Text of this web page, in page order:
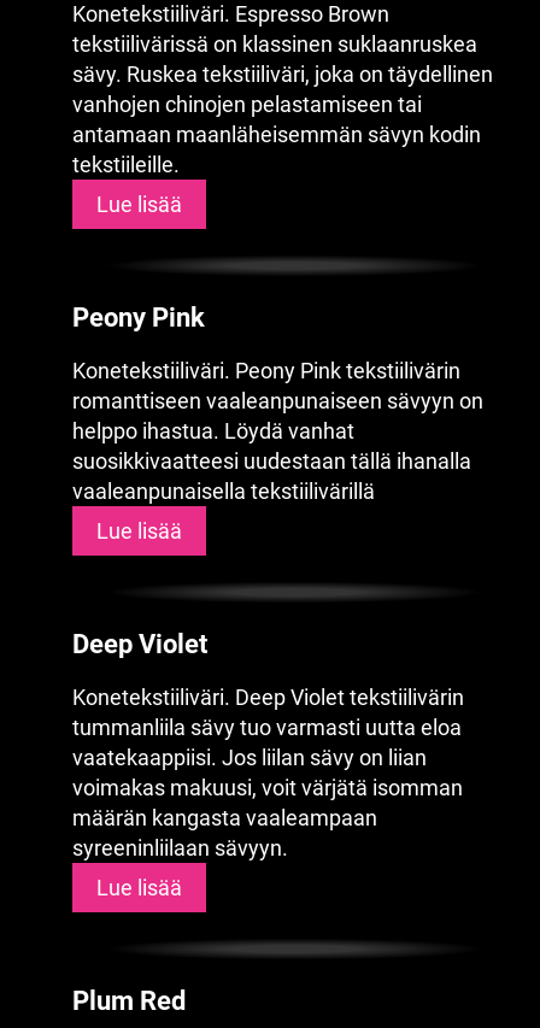
Konetekstiiliväri. Espresso Brown
tekstiilivärissä on klassinen suklaanruskea
sävy. Ruskea tekstiiliväri, joka on täydellinen
vanhojen chinojen pelastamiseen tai
antamaan maanläheisemmän sävyn kodin
tekstiileille.
Lue lisää
Peony Pink
Konetekstiiliväri. Peony Pink tekstiilivärin
romanttiseen vaaleanpunaiseen sävyyn on
helppo ihastua. Löydä vanhat
suosikkivaatteesi uudestaan tällä ihanalla
vaaleanpunaisella tekstiilivärillä
Lue lisää
Deep Violet
Konetekstiiliväri. Deep Violet tekstiilivärin
tummanliila sävy tuo varmasti uutta eloa
vaatekaappiisi. Jos liilan sävy on liian
voimakas makuusi, voit värjätä isomman
määrän kangasta vaaleampaan
syreeninliilaan sävyyn.
Lue lisää
Plum Red